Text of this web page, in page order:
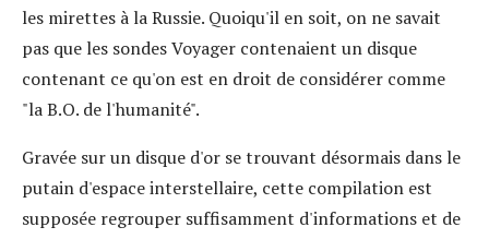
les mirettes à la Russie. Quoiqu'il en soit, on ne savait
pas que les sondes Voyager contenaient un disque
contenant ce qu'on est en droit de considérer comme
"la B.O. de l'humanité".
Gravée sur un disque d'or se trouvant désormais dans le
putain d'espace interstellaire, cette compilation est
supposée regrouper suffisamment d'informations et de